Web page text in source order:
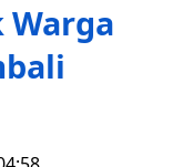
Warga